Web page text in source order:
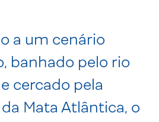
a um cenário
banhado pelo rio
cercado pela
Mata Atlântica, o